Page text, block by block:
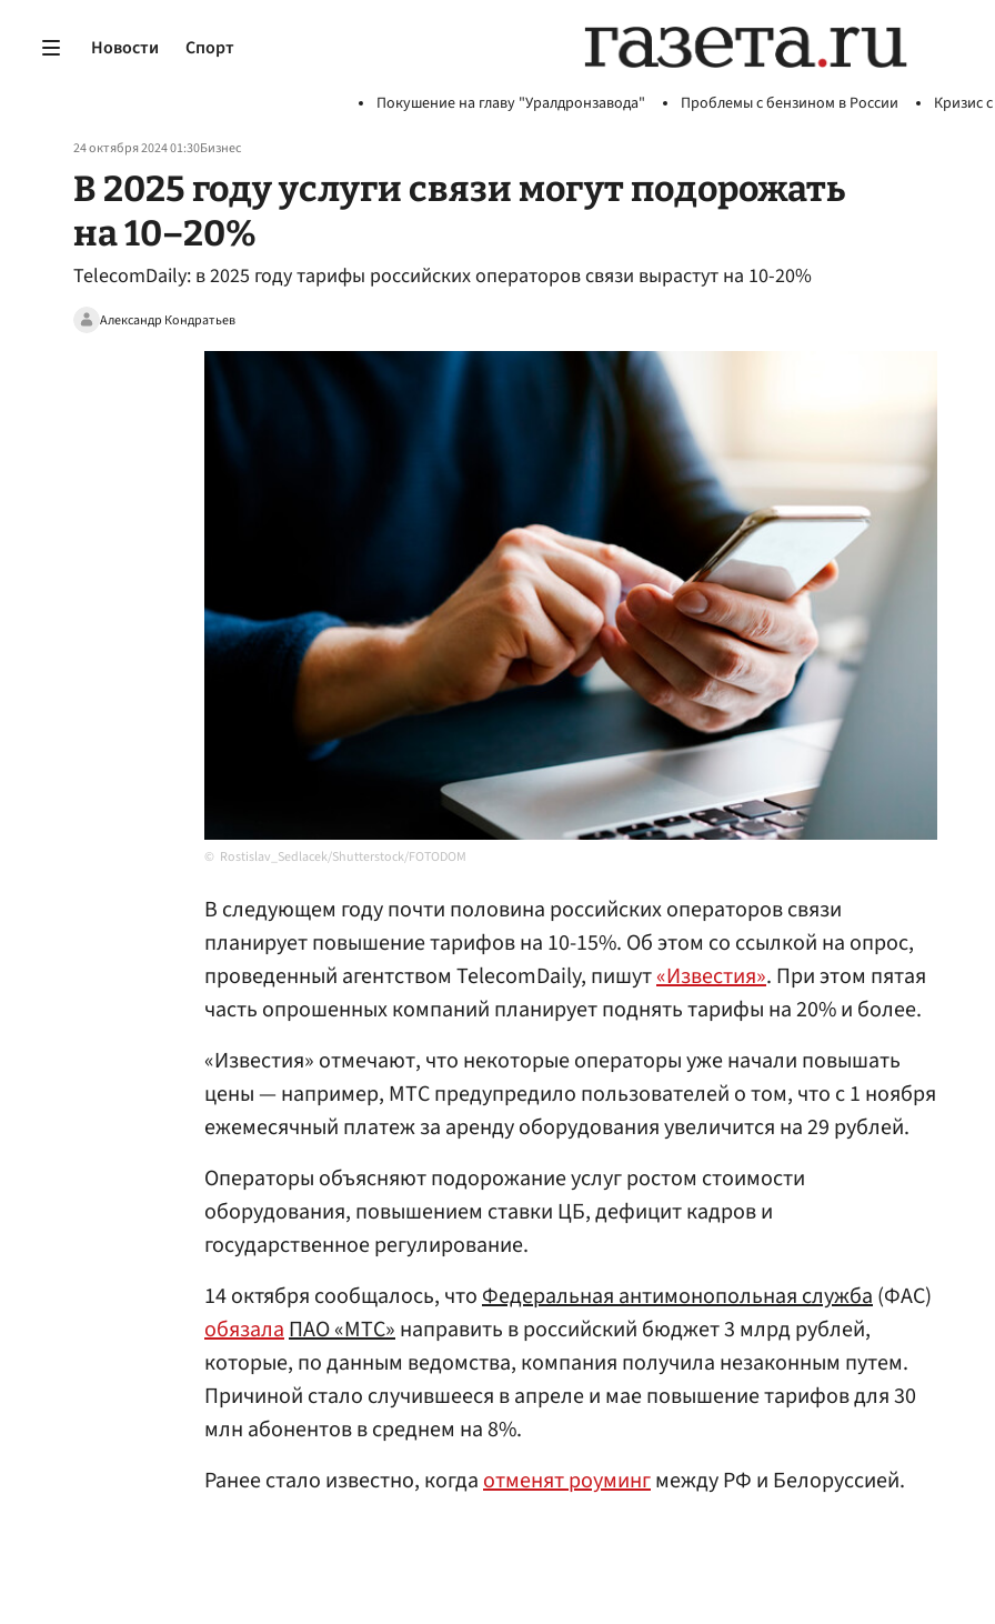
Новости Спорт
Покушение на главу "Уралдронзавода" Проблемы с бензином в России Кризис
24 октября 2024 01:30Бизнес
В 2025 году услуги связи могут подорожать
на 10–20%
TelecomDaily: в 2025 году тарифы российских операторов связи вырастут на 10-20%
Александр Кондратьев
Rostislav_Sedlacek/Shutterstock/FOTODOM
В следующем году почти половина российских операторов связи
планирует повышение тарифов на 10-15%. Об этом со ссылкой на опрос,
проведенный агентством TelecomDaily, пишут«Известия». При этом пятая
часть опрошенных компаний планирует поднять тарифы на 20% и более.
«Известия» отмечают, что некоторые операторы уже начали повышать
цены — например, МТС предупредило пользователей о том, что с 1 ноября
ежемесячный платеж за аренду оборудования увеличится на 29 рублей.
Операторы объясняют подорожание услуг ростом стоимости
оборудования, повышением ставки ЦБ, дефицит кадров и
государственное регулирование.
14 октября сообщалось, чтоФедеральная антимонопольная служба(ФАС)
обязалаПАО «МТС»направить в российский бюджет 3 млрд рублей,
которые, по данным ведомства, компания получила незаконным путем.
Причиной стало случившееся в апреле и мае повышение тарифов для 30
млн абонентов в среднем на 8%.
Ранее стало известно, когдаотменят роумингмежду РФ и Белоруссией.